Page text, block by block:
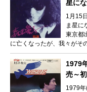
星に
1月15
ま星に
東京都
に亡くなったが、我々がそ
1979
売～
1979